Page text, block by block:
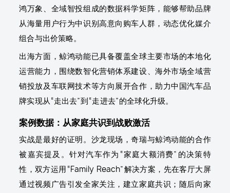
鸿万象、全域智投组成的数据科学矩阵，能够帮助品牌
从海量用户行为中识别高意向购车人群，动态优化媒介
组合与出价策略。
出海方面，鲸鸿动能已具备覆盖全球主要市场的本地化
运营能力，围绕数智化营销体系建设、海外市场全域营
销投放及车联网技术等方向展开合作，助力中国汽车品
牌实现从“走出去”到“走进去”的全球化升级。
案例数据：从家庭共识到战败激活
实战是最好的证明。沙龙现场，奇瑞与鲸鸿动能的合作
被嘉宾提及。针对汽车作为“家庭大额消费”的决策特
性，双方运用“Family Reach”解决方案，先在客厅大屏
通过视频广告引发全家关注，建立家庭共识；随后向家